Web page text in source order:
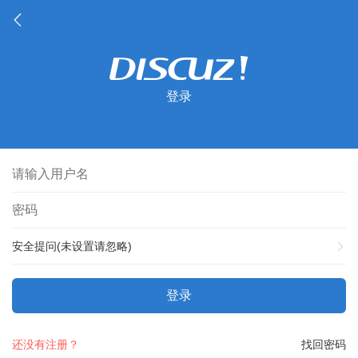
登录
安全提问(未设置请忽略)
登录
找回密码
还没有注册？